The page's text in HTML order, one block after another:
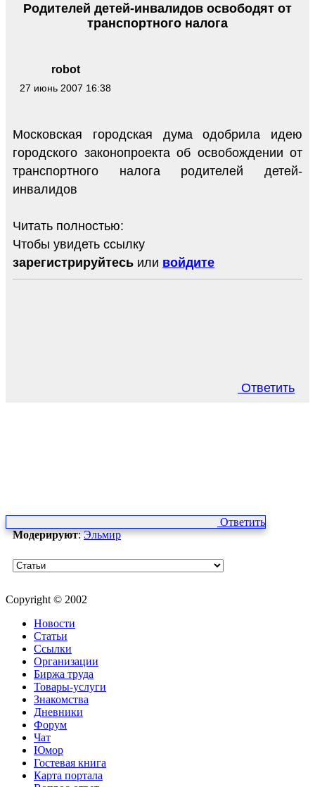
robot
27 июнь 2007 16:38
Родителей детей-инвалидов освободят от
транспортного налога
Московская городская дума одобрила идею
городского законопроекта об освобождении от
транспортного налога родителей детей-
инвалидов
Читать полностью:
Чтобы увидеть ссылку
зарегистрируйтесь или войдите
Ответить
Ответить
Модерируют:Эльмир
Copyright © 2002
Новости
Статьи
Ссылки
Организации
Биржа труда
Товары-услуги
Знакомства
Дневники
Форум
Чат
Юмор
Гостевая книга
Карта портала